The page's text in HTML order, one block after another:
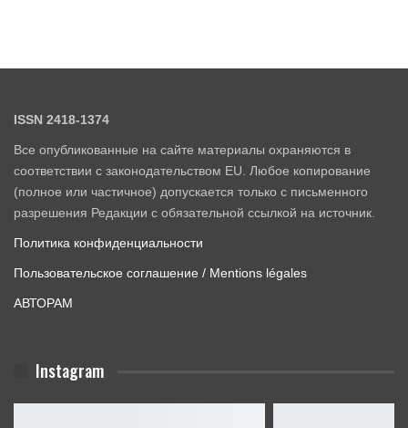
ISSN 2418-1374
Все опубликованные на сайте материалы охраняются в
соответствии с законодательством EU. Любое копирование
(полное или частичное) допускается только с письменного
разрешения Редакции с обязательной ссылкой на источник.
Политика конфиденциальности
Пользовательское соглашение / Mentions légales
АВТОРАМ
Instagram